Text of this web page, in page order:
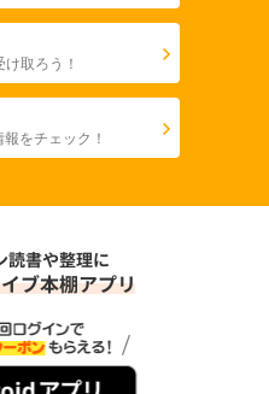
取ろう！
をチェック！